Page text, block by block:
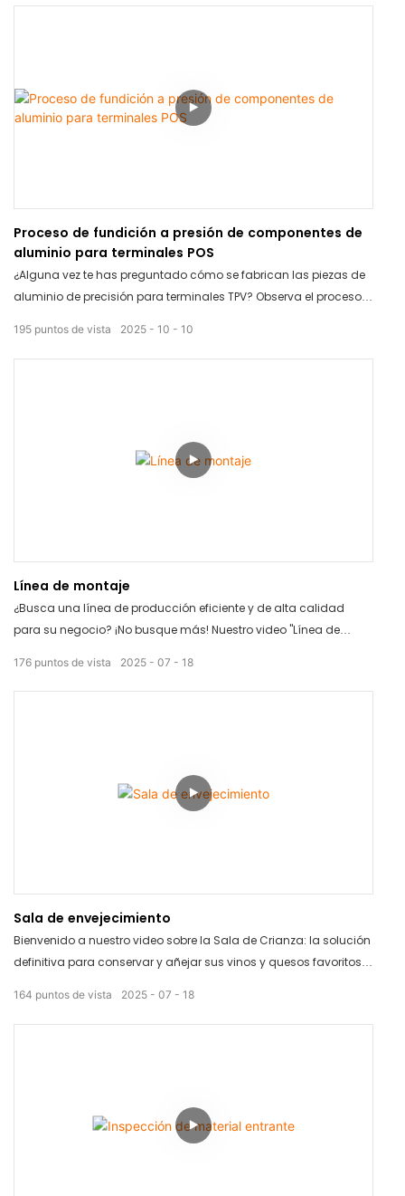
¡Contáctanos hoy para hablar sobre tus necesidades de
integración!
Proceso de fundición a presión de componentes de
aluminio para terminales POS
¿Alguna vez te has preguntado cómo se fabrican las piezas de
aluminio de precisión para terminales TPV? Observa el proceso
2025 10 10
195 puntos de vista
Línea de montaje
¿Busca una línea de producción eficiente y de alta calidad
para su negocio? ¡No busque más! Nuestro video "Línea de
para optimizar su proceso de fabricación y aumentar la
productividad. ¡Vea ahora y descubra cómo nuestras
2025 07 18
176 puntos de vista
Sala de envejecimiento
Bienvenido a nuestro video sobre la Sala de Crianza: la solución
definitiva para conservar y añejar sus vinos y quesos favoritos.
Crianza le permite controlar el proceso de añejamiento para
lograr el perfil de sabor perfecto en cada ocasión. Olvídese de
2025 07 18
164 puntos de vista